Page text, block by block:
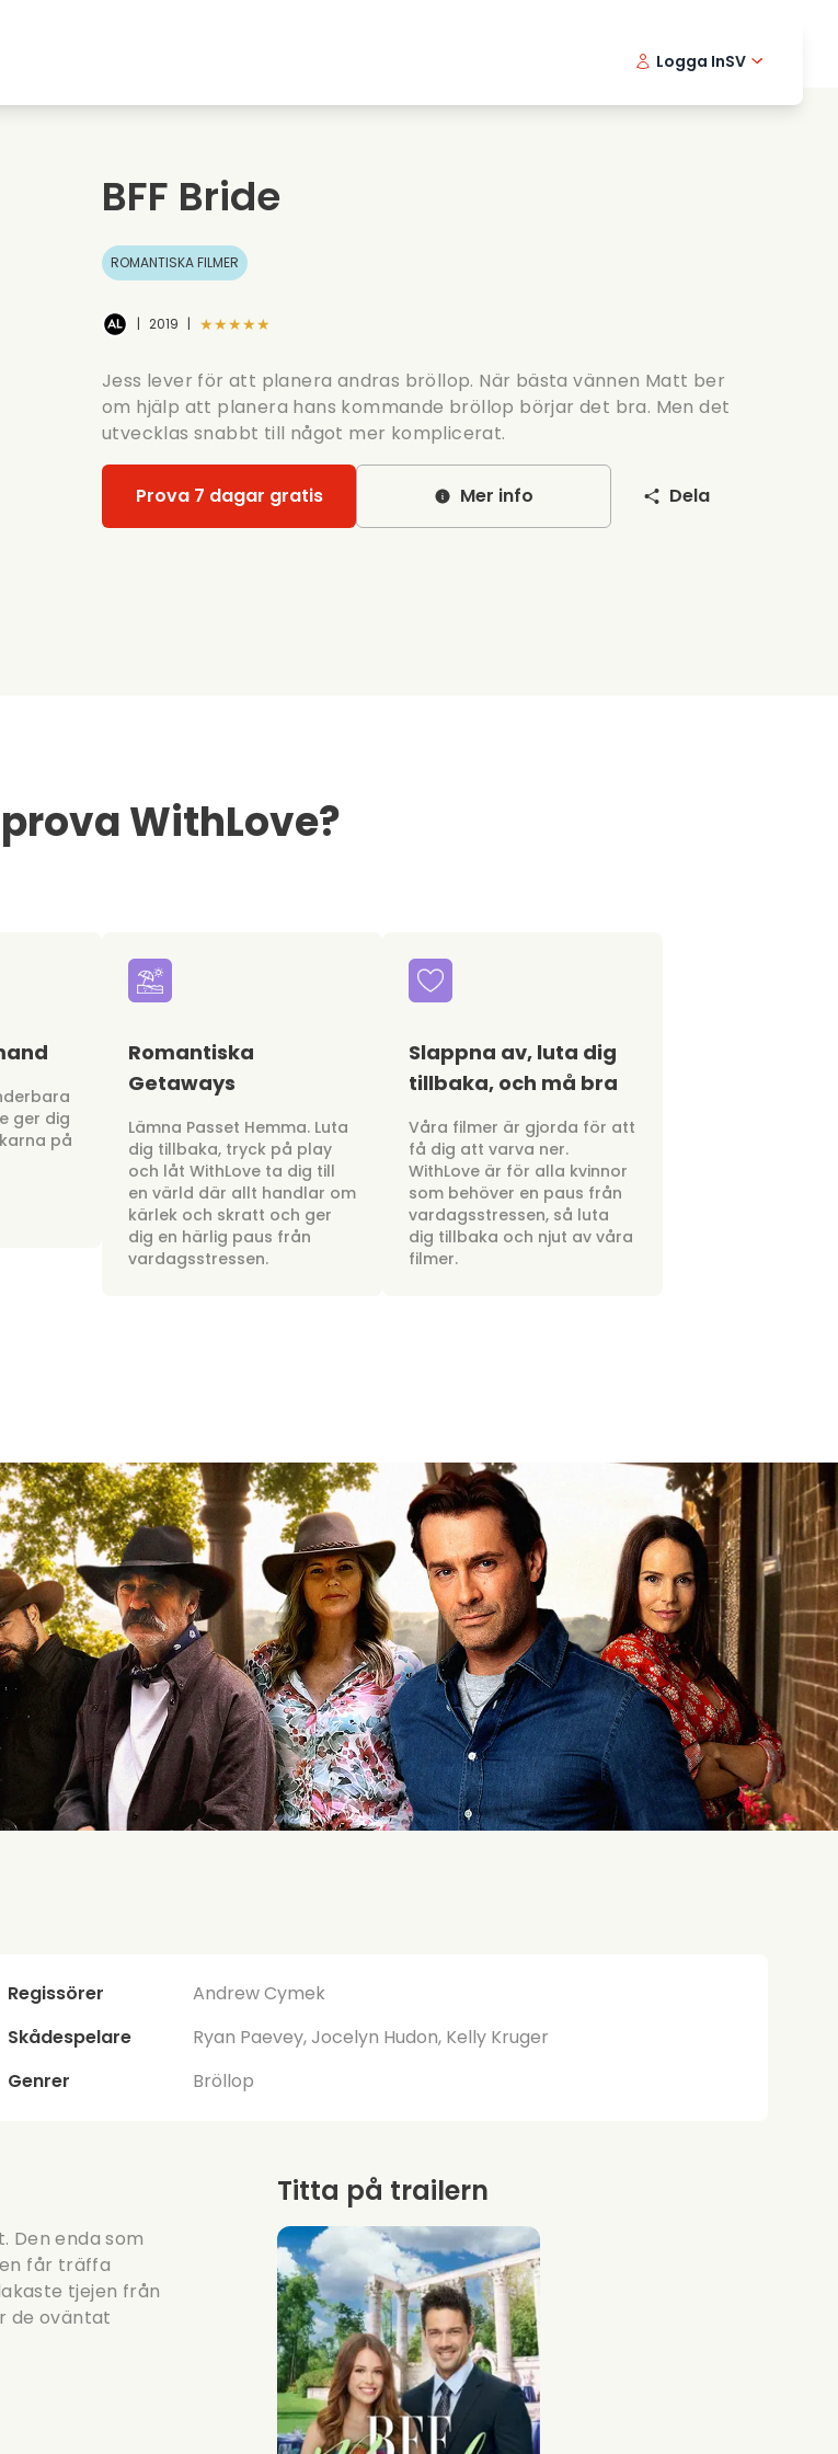
Datingfilmer
Logga InSV
BFF Bride
ROMANTISKA FILMER
| 2019 | ★★★★★
Jess lever för att planera andras bröllop. När bästa vännen Matt ber
om hjälp att planera hans kommande bröllop börjar det bra. Men det
utvecklas snabbt till något mer komplicerat.
Prova 7 dagar gratis Mer info Dela
WithLove?
ger dig
på
Romantiska
Getaways
Lämna Passet Hemma. Luta
dig tillbaka, tryck på play
och låt WithLove ta dig till
en värld där allt handlar om
kärlek och skratt och ger
dig en härlig paus från
vardagsstressen.
Slappna av, luta dig
tillbaka, och må bra
Våra filmer är gjorda för att
få dig att varva ner.
WithLove är för alla kvinnor
som behöver en paus från
vardagsstressen, så luta
dig tillbaka och njut av våra
filmer.
Regissörer
Andrew Cymek
Skådespelare
Ryan Paevey, Jocelyn Hudon, Kelly Kruger
Genrer
Bröllop
Den enda som
får träffa
tjejen från
de oväntat
Titta på trailern